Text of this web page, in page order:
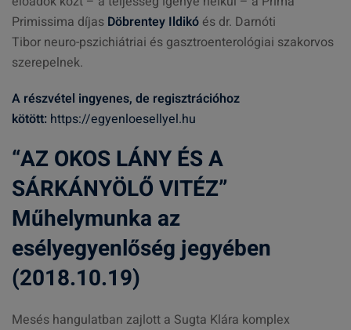
Primissima díjas Döbrentey Ildikó és dr. Darnóti
Tibor neuro-pszichiátriai és gasztroenterológiai szakorvos
szerepelnek.
A részvétel ingyenes, de regisztrációhoz
kötött: https://egyenloesellyel.hu
“AZ OKOS LÁNY ÉS A
SÁRKÁNYÖLŐ VITÉZ”
Műhelymunka az
esélyegyenlőség jegyében
(2018.10.19)
Mesés hangulatban zajlott a Sugta Klára komplex